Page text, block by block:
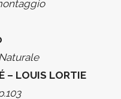
– LOUIS LORTIE